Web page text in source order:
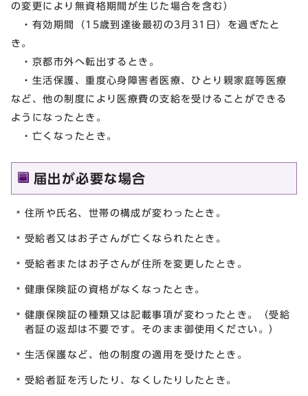
の変更により無資格期間が生じた場合を含む）
・有効期間（15歳到達後最初の3月31日）を過ぎたと
き。
・京都市外へ転出するとき。
・生活保護、重度心身障害者医療、ひとり親家庭等医療
など、他の制度により医療費の支給を受けることができる
ようになったとき。
・亡くなったとき。
届出が必要な場合
住所や氏名、世帯の構成が変わったとき。
受給者又はお子さんが亡くなられたとき。
受給者またはお子さんが住所を変更したとき。
健康保険証の資格がなくなったとき。
健康保険証の種類又は記載事項が変わったとき。（受給
者証の返却は不要です。そのまま御使用ください。）
生活保護など、他の制度の適用を受けたとき。
受給者証を汚したり、なくしたりしたとき。